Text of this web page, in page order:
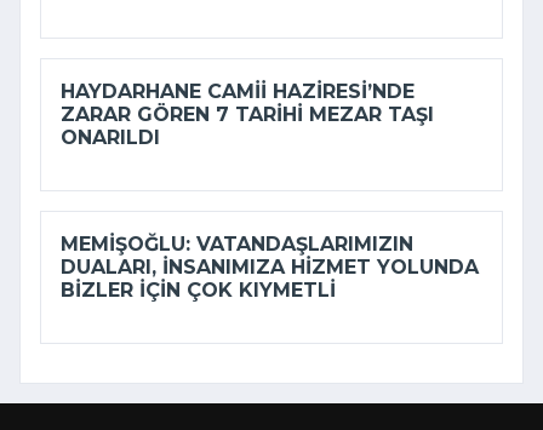
HAYDARHANE CAMII HAZIRESI’NDE
ZARAR GÖREN 7 TARIHI MEZAR TAŞI
ONARILDI
MEMIŞOĞLU: VATANDAŞLARIMIZIN
DUALARI, INSANIMIZA HIZMET YOLUNDA
BIZLER IÇIN ÇOK KIYMETLI